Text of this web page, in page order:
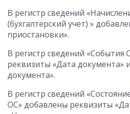
В регистр сведений
(бухгалтерский учет) »
приостановки».
В регистр сведений «События
реквизиты «Дата документа»
документа».
В регистр сведений
ОС» добавлены реквизиты